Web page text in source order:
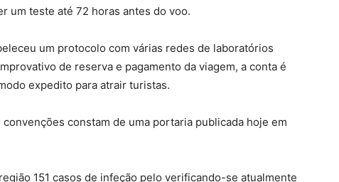
um teste até 72 horas antes do voo.
um protocolo com várias redes de laboratórios
de reserva e pagamento da viagem, a conta é
expedito para atrair turistas.
constam de uma portaria publicada hoje em
151 casos de infeção pelo verificando-se atualmente